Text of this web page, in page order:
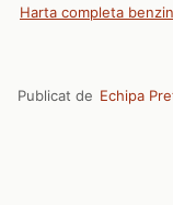
Harta completa
Publicat de Echipa